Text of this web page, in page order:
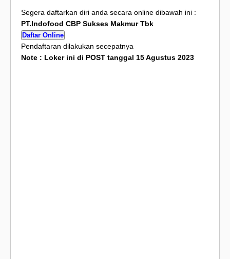
Segera daftarkan diri anda secara online dibawah ini :
PT.Indofood CBP Sukses Makmur Tbk
Daftar Online
Pendaftaran dilakukan secepatnya
Note : Loker ini di POST tanggal 15 Agustus 2023